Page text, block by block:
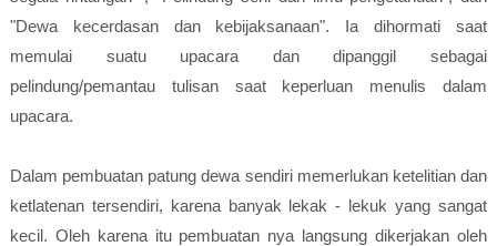
"Dewa kecerdasan dan kebijaksanaan". Ia dihormati saat
memulai suatu upacara dan dipanggil sebagai
pelindung/pemantau tulisan saat keperluan menulis dalam
upacara.
Dalam pembuatan patung dewa sendiri memerlukan ketelitian dan
ketlatenan tersendiri, karena banyak lekak - lekuk yang sangat
kecil. Oleh karena itu pembuatan nya langsung dikerjakan oleh